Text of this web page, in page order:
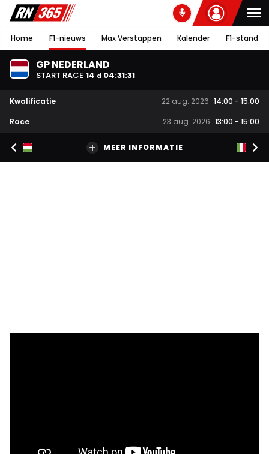
Home F1-nieuws Max Verstappen Kalender F1-stand
GP NEDERLAND
START RACE 14 d 04:31:31
Kwalificatie 22 aug. 2026 14:00 - 15:00
Race
23 aug. 2026 13:00 - 15:00
MEER INFORMATIE